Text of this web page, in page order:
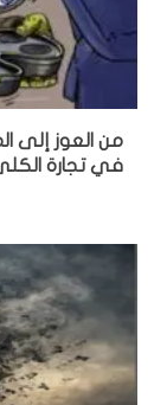
من العوز إلى
في تجارة